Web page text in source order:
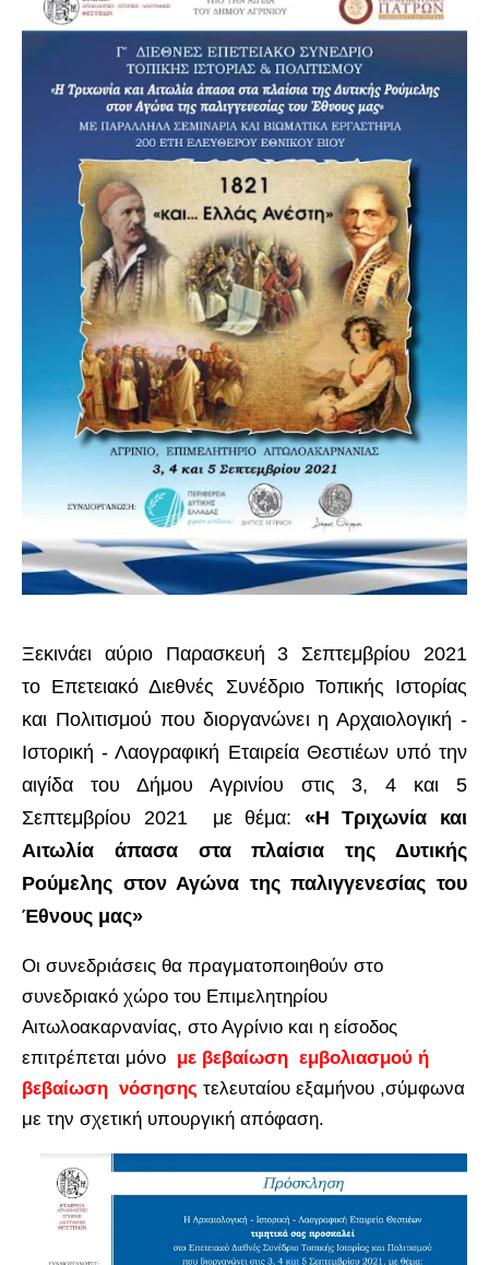
Ξεκινάει αύριο Παρασκευή 3 Σεπτεμβρίου 2021
το Επετειακό Διεθνές Συνέδριο Τοπικής Ιστορίας
και Πολιτισμού που διοργανώνει η Αρχαιολογική -
Ιστορική - Λαογραφική Εταιρεία Θεστιέων υπό την
αιγίδα του Δήμου Αγρινίου στις 3, 4 και 5
Σεπτεμβρίου 2021 με θέμα: «Η Τριχωνία και
Αιτωλία άπασα στα πλαίσια της Δυτικής
Ρούμελης στον Αγώνα της παλιγγενεσίας του
Έθνους μας»
Οι συνεδριάσεις θα πραγματοποιηθούν στο
συνεδριακό χώρο του Επιμελητηρίου
Αιτωλοακαρνανίας, στο Αγρίνιο και η είσοδος
επιτρέπεται μόνο με βεβαίωση εμβολιασμού ή
βεβαίωση νόσησης τελευταίου εξαμήνου ,σύμφωνα
με την σχετική υπουργική απόφαση.